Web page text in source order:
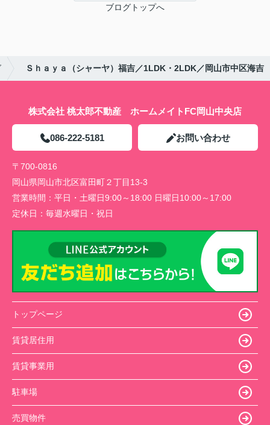
ブログトップへ
Ｓｈａｙａ（シャーヤ）福吉／1LDK・2LDK／岡山市中区海吉
株式会社 桃太郎不動産 ホームメイトFC岡山中央店
086-222-5181 お問い合わせ
〒700-0816
岡山県岡山市北区富田町２丁目13-3
営業時間： 平日・土曜日9:00～18:00 日曜日10:00～17:00
定休日： 毎週水曜日・祝日
トップページ
賃貸居住用
賃貸事業用
駐車場
売買物件